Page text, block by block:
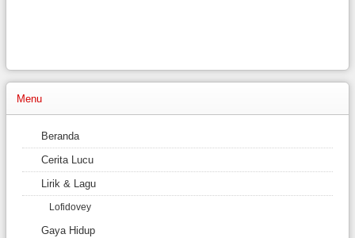
Menu
Beranda
Cerita Lucu
Lirik & Lagu
Lofidovey
Gaya Hidup